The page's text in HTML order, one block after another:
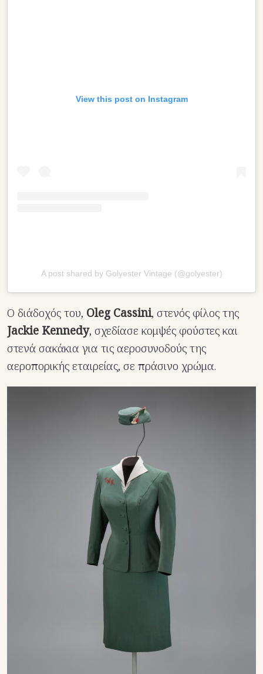
View this post on Instagram
A post shared by Golyester Vintage (@golyester)
Ο διάδοχός του, Oleg Cassini, στενός φίλος της
Jackie Kennedy, σχεδίασε κομψές φούστες και
στενά σακάκια για τις αεροσυνοδούς της
αεροπορικής εταιρείας, σε πράσινο χρώμα.